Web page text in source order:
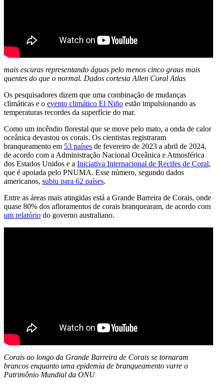
mais escuras representando águas pelo menos cinco graus mais
quentes do que o normal. Dados cortesia Allen Coral Atlas
Os pesquisadores dizem que uma combinação de mudanças
climáticas e o evento climático El Niño estão impulsionando as
temperaturas recordes da superfície do mar.
Como um incêndio florestal que se move pelo mato, a onda de calor
oceânica devastou os corais. Os cientistas registraram
branqueamento em 53 países de fevereiro de 2023 a abril de 2024,
de acordo com a Administração Nacional Oceânica e Atmosférica
dos Estados Unidos e a Iniciativa Internacional de Recifes de Coral,
que é apoiada pelo PNUMA. Esse número, segundo dados
americanos, subiu para 62 países.
Entre as áreas mais atingidas está a Grande Barreira de Corais, onde
quase 80% dos afloramentos de corais branquearam, de acordo com
um relatório do governo australiano.
Corais ao longo da Grande Barreira de Corais se tornaram
brancos enquanto uma epidemia de branqueamento varre o
Patrimônio Mundial da ONU